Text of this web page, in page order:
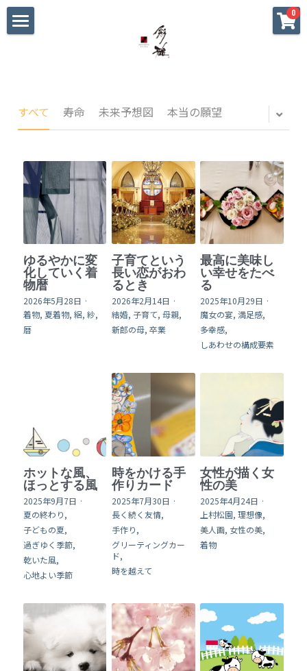
0
大切な方への贈り物
パーティ•おもてなし
私へのご褒美
迷った時のギャラリー
戦国武将家紋シリーズ
blog
すべて 寿命 未来予想図 本当の願望
ゆるやかに変
化していく着
物暦
2026年5月28日 ·
着物, 夏着物, 絽, 紗,
暦
子育てという
長い恋がおわ
るとき
2026年2月14日 ·
結婚, 子育て, 母親,
新郎の母, 卒業
最高に美味し
い幸せをたべ
る
2025年10月29日 ·
魔女の宴, 満足感,
多幸感,
しあわせの構成要素
ホットな風、
ほっとする風
2025年9月7日 ·
夏の終わり,
子どもの夏,
過ぎゆく季節,
乾いた風,
心地よい季節
時をかける手
作りカード
2025年7月30日 ·
長く続く友情,
手作り,
グリーティングカー
ド,
時を越えて
女性が描く女
性の美
2025年4月24日 ·
上村松園, 理想像,
美人画, 女性の美,
着物
×
ストアカテゴリー